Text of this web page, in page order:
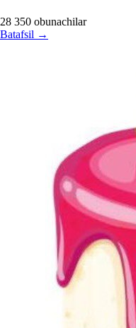
28 350 obunachilar
Batafsil →